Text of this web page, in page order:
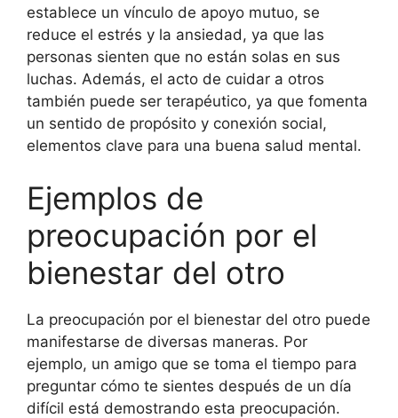
establece un vínculo de apoyo mutuo, se
reduce el estrés y la ansiedad, ya que las
personas sienten que no están solas en sus
luchas. Además, el acto de cuidar a otros
también puede ser terapéutico, ya que fomenta
un sentido de propósito y conexión social,
elementos clave para una buena salud mental.
Ejemplos de
preocupación por el
bienestar del otro
La preocupación por el bienestar del otro puede
manifestarse de diversas maneras. Por
ejemplo, un amigo que se toma el tiempo para
preguntar cómo te sientes después de un día
difícil está demostrando esta preocupación.